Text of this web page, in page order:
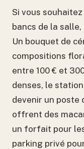
Si vous
bancs de la
Un bouquet de
compositions
entre 100 € et
denses, le
devenir un poste
offrent des
un forfait pour
parking privé